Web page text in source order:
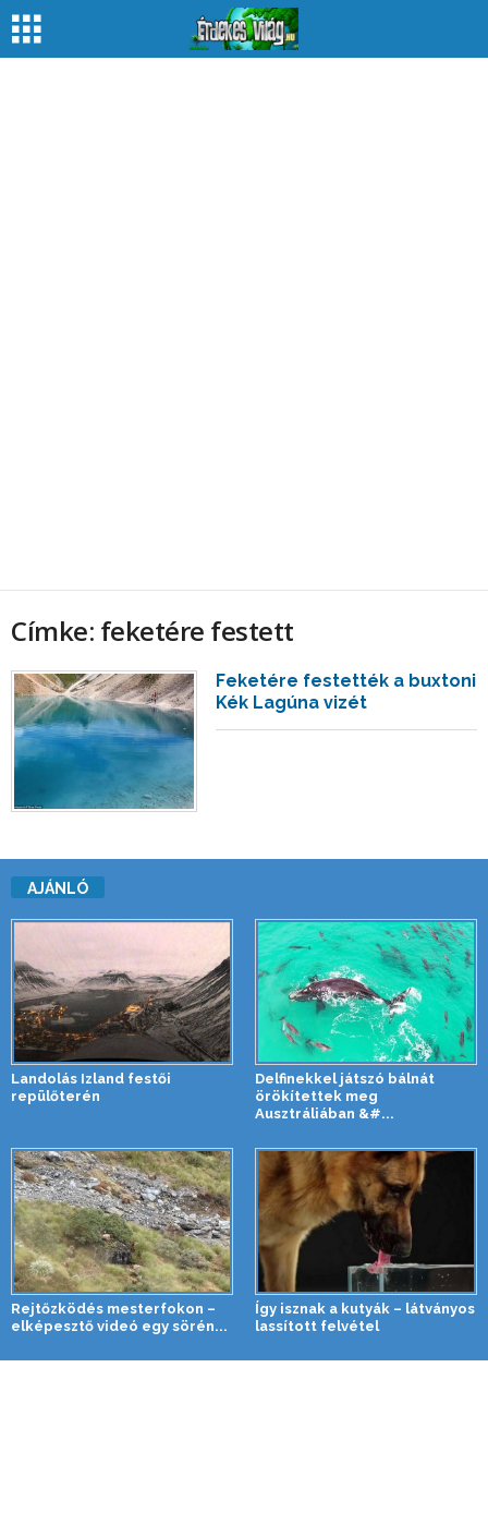
Címke: feketére festett
Feketére festették a buxtoni
Kék Lagúna vizét
AJÁNLÓ
Landolás Izland festői
repülőterén
Delfinekkel játszó bálnát
örökítettek meg
Ausztráliában &#...
Rejtőzködés mesterfokon –
elképesztő videó egy sörén...
Így isznak a kutyák – látványos
lassított felvétel